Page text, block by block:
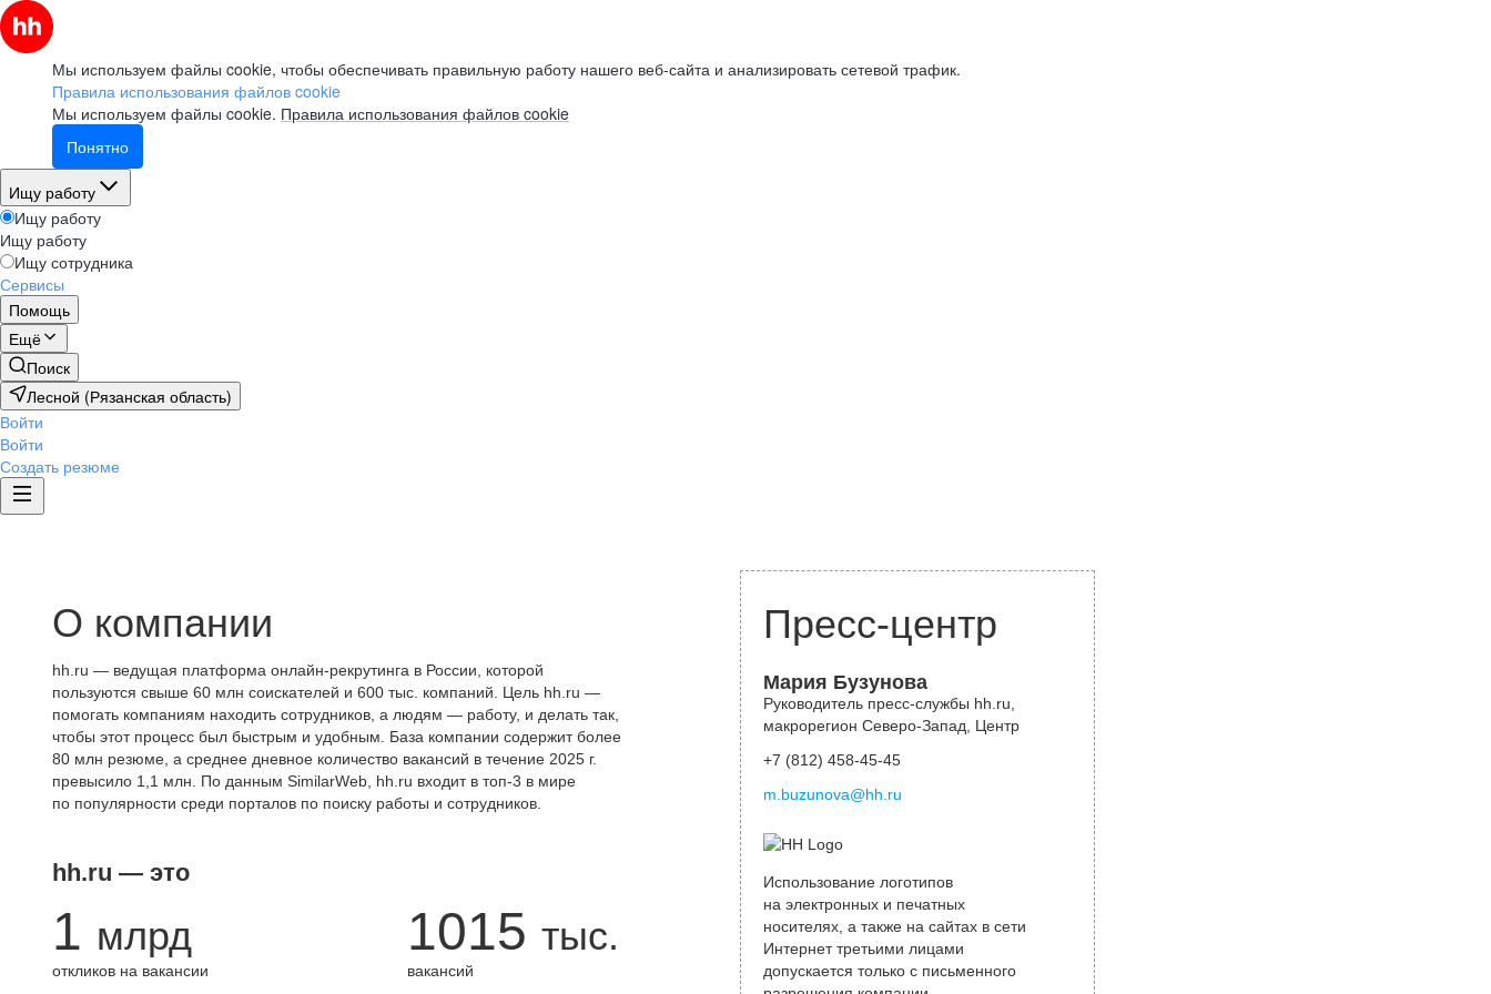
Мы используем файлы cookie, чтобы обеспечивать правильную работу нашего веб-сайта и анализировать сетевой трафик.
Правила использования файлов cookie
Мы используем файлы cookie. Правила использования файлов cookie
Понятно
Ищу работу
Ищу работу
Ищу работу
Ищу сотрудника
Сервисы
Помощь
Ещё
Поиск
Лесной (Рязанская область)
Войти
Войти
Создать резюме
О компании
hh.ru — ведущая платформа онлайн-рекрутинга в России, которой
пользуются свыше 60 млн соискателей и 600 тыс. компаний. Цель hh.ru —
помогать компаниям находить сотрудников, а людям — работу, и делать так,
чтобы этот процесс был быстрым и удобным. База компании содержит более
80 млн резюме, а среднее дневное количество вакансий в течение 2025 г.
превысило 1,1 млн. По данным SimilarWeb, hh.ru входит в топ-3 в мире
по популярности среди порталов по поиску работы и сотрудников.
hh.ru — это
1 млрд
откликов на вакансии
1015 тыс.
вакансий
Пресс-центр
Мария Бузунова
Руководитель пресс-службы hh.ru,
макрорегион Северо-Запад, Центр
+7 (812) 458-45-45
m.buzunova@hh.ru
Использование логотипов
на электронных и печатных
носителях, а также на сайтах в сети
Интернет третьими лицами
допускается только с письменного